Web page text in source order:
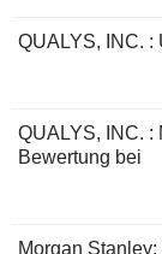
QUALYS, INC. :
QUALYS, INC. :
Bewertung bei
Morgan